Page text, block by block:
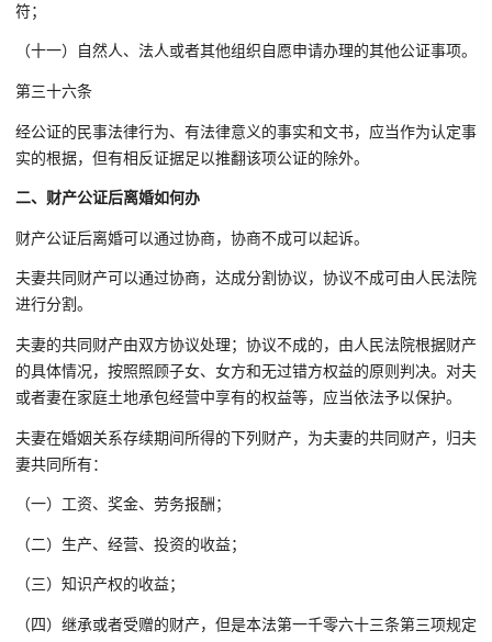
符；
（十一）自然人、法人或者其他组织自愿申请办理的其他公证事项。
第三十六条
经公证的民事法律行为、有法律意义的事实和文书，应当作为认定事
实的根据，但有相反证据足以推翻该项公证的除外。
二、财产公证后离婚如何办
财产公证后离婚可以通过协商，协商不成可以起诉。
夫妻共同财产可以通过协商，达成分割协议，协议不成可由人民法院
进行分割。
夫妻的共同财产由双方协议处理；协议不成的，由人民法院根据财产
的具体情况，按照照顾子女、女方和无过错方权益的原则判决。对夫
或者妻在家庭土地承包经营中享有的权益等，应当依法予以保护。
夫妻在婚姻关系存续期间所得的下列财产，为夫妻的共同财产，归夫
妻共同所有：
（一）工资、奖金、劳务报酬；
（二）生产、经营、投资的收益；
（三）知识产权的收益；
（四）继承或者受赠的财产，但是本法第一千零六十三条第三项规定